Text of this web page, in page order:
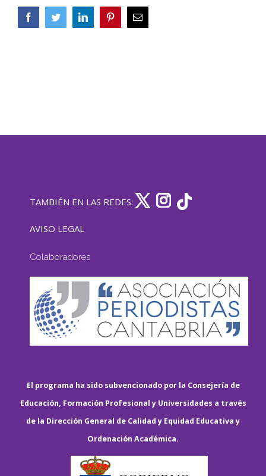
FacebookTwitterLinkedIn PinterestCorreo
electrónico
TAMBIÉN EN LAS REDES:
AVISO LEGAL
Colaboradores
El programa ha sido subvencionado por la Consejería de
Educación, Formación Profesional y Universidades a través
de la Dirección General de Calidad y Equidad Educativa y
Ordenación Académica.